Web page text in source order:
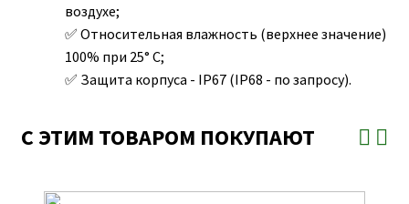
воздухе;
Относительная влажность (верхнее значение)
100% при 25° С;
Защита корпуса - IP67 (IP68 - по запросу).
С ЭТИМ ТОВАРОМ ПОКУПАЮТ